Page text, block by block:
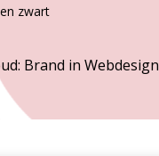
zwart
Brand in Webdesign